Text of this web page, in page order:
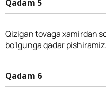
Qadam 5
Qizigan tovaga xamirdan
bo'lgunga qadar pishiramiz.
Qadam 6